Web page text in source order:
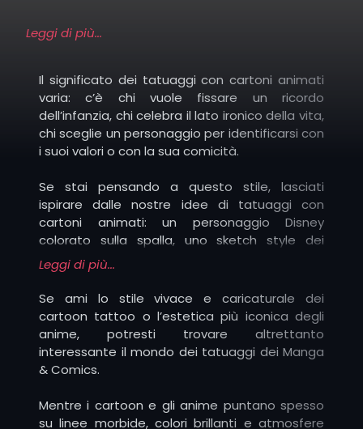
Cartoni Disney: come Il Re Leone, La
Simpson: personaggi iconici e scene
comiche.
Bojack Horsemen: satira e introspezione in
stile cartoon.
Futurama: figure futuristiche e divertenti.
Rick and Morty: viaggi folli tra universi
paralleli.
Tom e Jerry: simbolo dell’umorismo classico
Leggi di più...
Il significato dei tatuaggi con cartoni animati
varia: c’è chi vuole fissare un ricordo
dell’infanzia, chi celebra il lato ironico della vita,
chi sceglie un personaggio per identificarsi con
i suoi valori o con la sua comicità.
Se stai pensando a questo stile, lasciati
ispirare dalle nostre idee di tatuaggi con
cartoni animati: un personaggio Disney
colorato sulla spalla, uno sketch style dei
Simpson sul braccio, un blackwork di Rick and
Morty sul polpaccio o un new school con Tom e
Jerry sul petto.
Ogni scelta di soggetto, tecnica e posizione
può trasformare il tuo tattoo in un segno
unico, che esprime la tua personalità con
Leggi di più...
Se ami lo stile vivace e caricaturale dei
cartoon tattoo o l’estetica più iconica degli
anime, potresti trovare altrettanto
interessante il mondo dei tatuaggi dei Manga
& Comics.
Mentre i cartoon e gli anime puntano spesso
su linee morbide, colori brillanti e atmosfere